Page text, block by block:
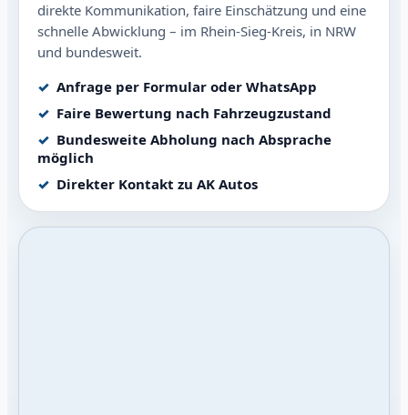
direkte Kommunikation, faire Einschätzung und eine
schnelle Abwicklung – im Rhein-Sieg-Kreis, in NRW
und bundesweit.
Anfrage per Formular oder WhatsApp
Faire Bewertung nach Fahrzeugzustand
Bundesweite Abholung nach Absprache
möglich
Direkter Kontakt zu AK Autos